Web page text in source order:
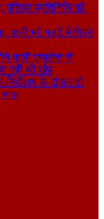
प्रतिनिधि डॉ.
पानी भरे गड्ढे में गिरने
वाली एम्बुलेंस से
रही थी खेप
के दौरान दो
गाज